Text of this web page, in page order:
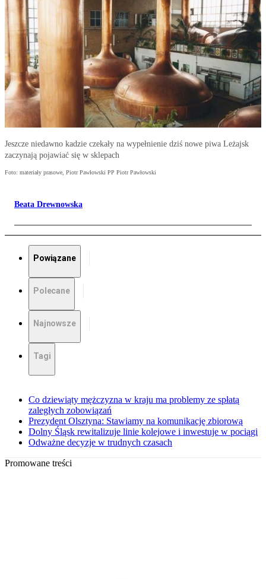
Jeszcze niedawno kadzie czekały na wypełnienie dziś nowe piwa Leżajsk
zaczynają pojawiać się w sklepach
Foto: materiały prasowe, Piotr Pawłowski PP Piotr Pawłowski
Beata Drewnowska
Powiązane
Polecane
Najnowsze
Tagi
Co dziewiąty mężczyzna w kraju ma problemy ze spłatą
zaległych zobowiązań
Prezydent Olsztyna: Stawiamy na komunikację zbiorową
Dolny Śląsk rewitalizuje linie kolejowe i inwestuje w pociągi
Odważne decyzje w trudnych czasach
Promowane treści